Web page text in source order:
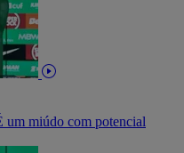
um miúdo com potencial